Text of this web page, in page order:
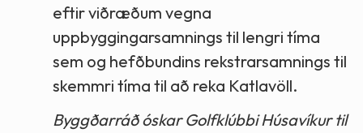
eftir viðræðum vegna
uppbyggingarsamnings til lengri tíma
sem og hefðbundins rekstrarsamnings til
skemmri tíma til að reka Katlavöll.
Byggðarráð óskar Golfklúbbi Húsavíkur til